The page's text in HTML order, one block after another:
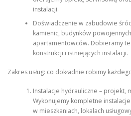
instalacji.
Doświadczenie w zabudowie
kamienic, budynków
apartamentowców. Dobieramy
konstrukcji i istniejących instalacji.
Zakres usług: co dokładnie robimy
Instalacje hydrauliczne – projekt,
Wykonujemy kompletne
w mieszkaniach, lokalach